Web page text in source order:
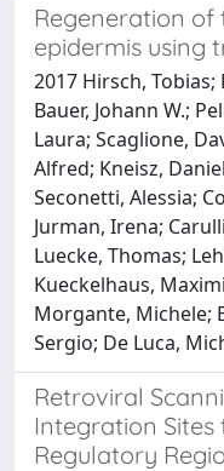
Regeneration of
epidermis using
2017 Hirsch,
Bauer, Johann W.;
Laura; Scaglione,
Alfred; Kneisz,
Seconetti, Alessia;
Jurman, Irena;
Luecke, Thomas;
Kueckelhaus,
Morgante, Michele;
Sergio; De Luca,
Retroviral
Integration Sites
Regulatory